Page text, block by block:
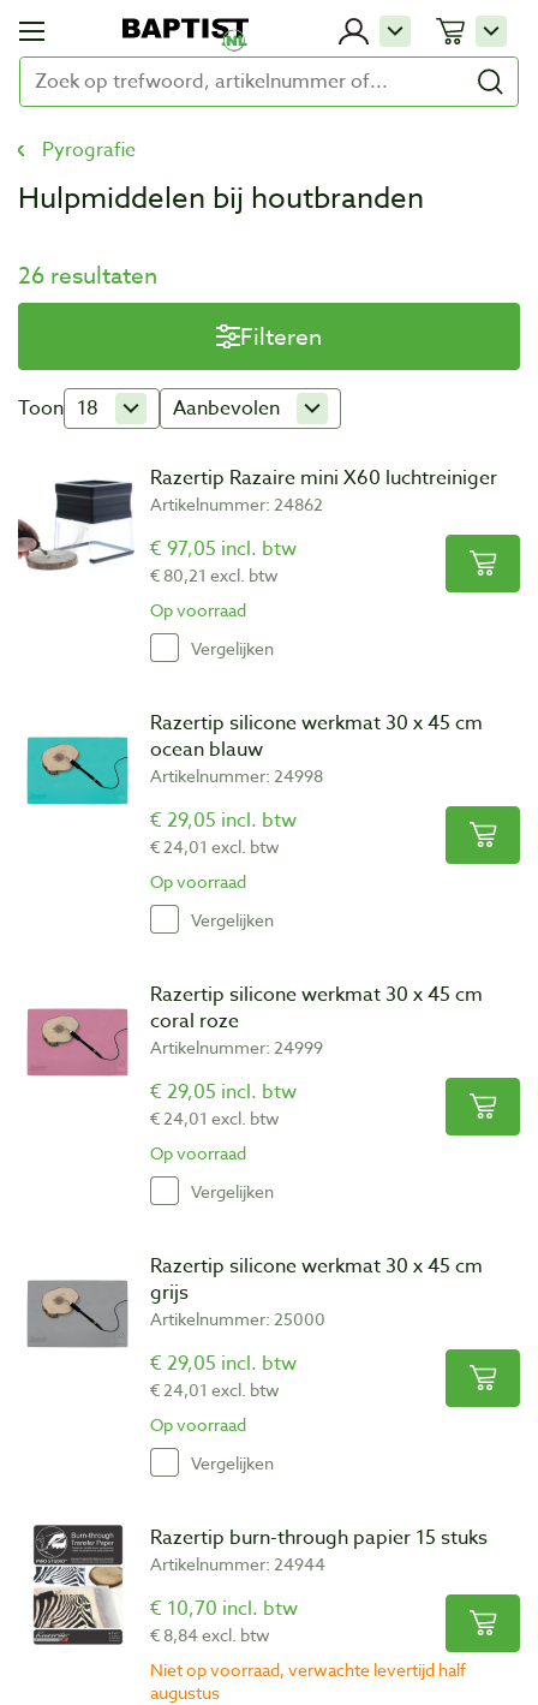
Pyrografie
Hulpmiddelen bij houtbranden
26 resultaten
Filteren
Toon 18 Aanbevolen
Razertip Razaire mini X60 luchtreiniger
Artikelnummer: 24862
€ 97,05 incl. btw
€ 80,21 excl. btw
Op voorraad
Vergelijken
Razertip silicone werkmat 30 x 45 cm
ocean blauw
Artikelnummer: 24998
€ 29,05 incl. btw
€ 24,01 excl. btw
Op voorraad
Vergelijken
Razertip silicone werkmat 30 x 45 cm
coral roze
Artikelnummer: 24999
€ 29,05 incl. btw
€ 24,01 excl. btw
Op voorraad
Vergelijken
Razertip silicone werkmat 30 x 45 cm
grijs
Artikelnummer: 25000
€ 29,05 incl. btw
€ 24,01 excl. btw
Op voorraad
Vergelijken
Razertip burn-through papier 15 stuks
Artikelnummer: 24944
€ 10,70 incl. btw
€ 8,84 excl. btw
Niet op voorraad, verwachte levertijd half
augustus